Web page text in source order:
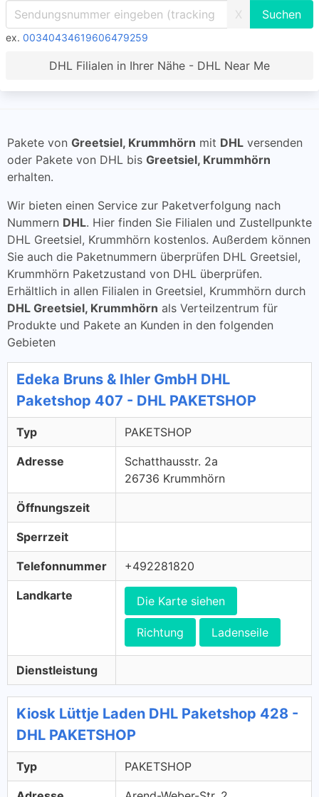
X
ex. 00340434619606479259
DHL Filialen in Ihrer Nähe - DHL Near Me
Pakete von Greetsiel, Krummhörn mit DHL versenden
oder Pakete von DHL bis Greetsiel, Krummhörn
erhalten.
Wir bieten einen Service zur Paketverfolgung nach
Nummern DHL. Hier finden Sie Filialen und Zustellpunkte
DHL Greetsiel, Krummhörn kostenlos. Außerdem können
Sie auch die Paketnummern überprüfen DHL Greetsiel,
Krummhörn Paketzustand von DHL überprüfen.
Erhältlich in allen Filialen in Greetsiel, Krummhörn durch
DHL Greetsiel, Krummhörn als Verteilzentrum für
Produkte und Pakete an Kunden in den folgenden
Gebieten
Edeka Bruns & Ihler GmbH DHL
Paketshop 407 - DHL PAKETSHOP
Typ PAKETSHOP
Adresse
Schatthausstr. 2a
26736 Krummhörn
Öffnungszeit
Sperrzeit
Telefonnummer +492281820
Landkarte Die Karte siehen
Richtung Ladenseile
Dienstleistung
Kiosk Lüttje Laden DHL Paketshop 428 -
DHL PAKETSHOP
Typ PAKETSHOP